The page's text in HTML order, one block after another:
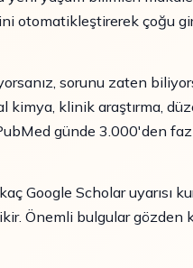
otomatikleştirerek çoğu
sorunu zaten
kimya, klinik araştırma,
günde 3.000'den
Google Scholar uyarısı
Önemli bulgular gözden